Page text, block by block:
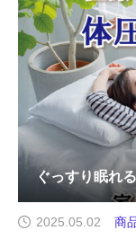
ぐっすり眠れ
2025.05.02 商